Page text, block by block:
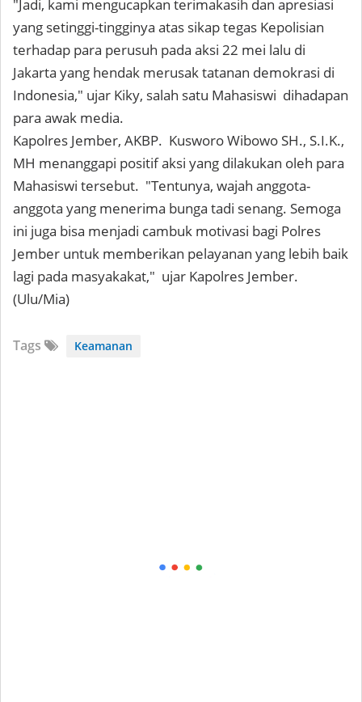
"Jadi, kami mengucapkan terimakasih dan apresiasi
yang setinggi-tingginya atas sikap tegas Kepolisian
terhadap para perusuh pada aksi 22 mei lalu di
Jakarta yang hendak merusak tatanan demokrasi di
Indonesia," ujar Kiky, salah satu Mahasiswi dihadapan
para awak media.
Kapolres Jember, AKBP. Kusworo Wibowo SH., S.I.K.,
MH menanggapi positif aksi yang dilakukan oleh para
Mahasiswi tersebut. "Tentunya, wajah anggota-
anggota yang menerima bunga tadi senang. Semoga
ini juga bisa menjadi cambuk motivasi bagi Polres
Jember untuk memberikan pelayanan yang lebih baik
lagi pada masyakakat," ujar Kapolres Jember.
(Ulu/Mia)
Tags Keamanan